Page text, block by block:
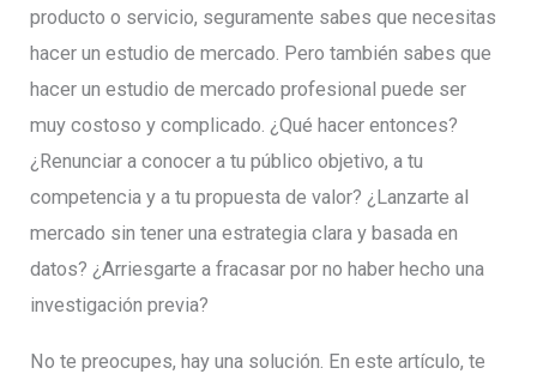
producto o servicio, seguramente sabes que necesitas
hacer un estudio de mercado. Pero también sabes que
hacer un estudio de mercado profesional puede ser
muy costoso y complicado. ¿Qué hacer entonces?
¿Renunciar a conocer a tu público objetivo, a tu
competencia y a tu propuesta de valor? ¿Lanzarte al
mercado sin tener una estrategia clara y basada en
datos? ¿Arriesgarte a fracasar por no haber hecho una
investigación previa?
No te preocupes, hay una solución. En este artículo, te